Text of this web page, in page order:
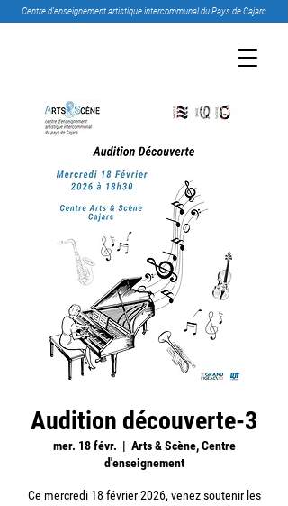
Centre d’enseignement artistique intercommunal du Pays de Cajarc
Audition découverte-3
mer. 18 févr.
  |
Arts & Scène, Centre
d'enseignement
Ce mercredi 18 février 2026, venez soutenir les